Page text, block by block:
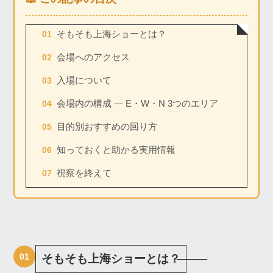
そもそも上海ショーとは？
会場へのアクセス
入場について
会場内の構成 ― E・W・N 3つのエリア
目的別おすすめの回り方
知っておくと助かる実用情報
視察を終えて
01 そもそも上海ショーとは？